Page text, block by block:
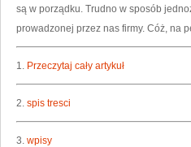
są w porządku. Trudno w sposób
prowadzonej przez nas firmy. Cóż, na
1. Przeczytaj cały artykuł
2. spis tresci
3. wpisy